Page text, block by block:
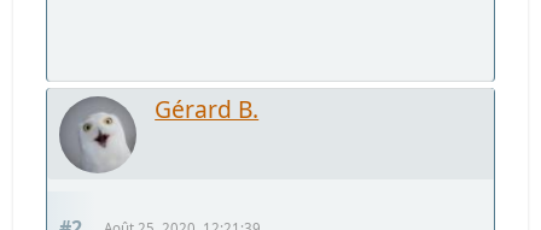
Gérard B.